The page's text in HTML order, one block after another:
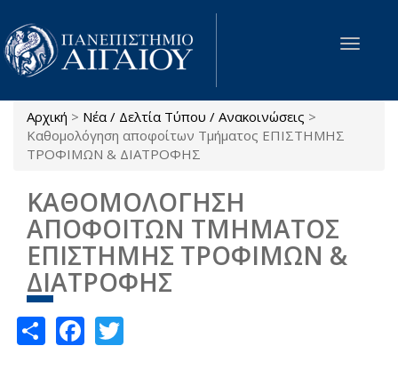
Παράκαμψη προς το κυρίως περιεχόμενο
Toggle
Είστε εδώ
Αρχική > Νέα / Δελτία Τύπου / Ανακοινώσεις >
Καθομολόγηση αποφοίτων Τμήματος ΕΠΙΣΤΗΜΗΣ
ΤΡΟΦΙΜΩΝ & ΔΙΑΤΡΟΦΗΣ
ΚΑΘΟΜΟΛΟΓΗΣΗ
ΑΠΟΦΟΙΤΩΝ ΤΜΗΜΑΤΟΣ
ΕΠΙΣΤΗΜΗΣ ΤΡΟΦΙΜΩΝ &
ΔΙΑΤΡΟΦΗΣ
ShareFacebook